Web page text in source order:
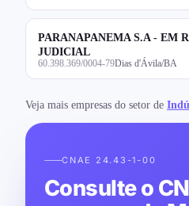
PARANAPANEMA S.A - EM
JUDICIAL
60.398.369/0004-79Dias d'Ávila/BA
Veja mais empresas do setor de
CNAE 24.43-1-00
Consulte o